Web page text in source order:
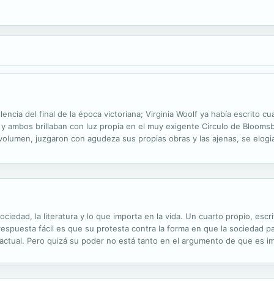
del final de la época victoriana; Virginia Woolf ya había escrito
ambos brillaban con luz propia en el muy exigente Círculo de
juzgaron con agudeza sus propias obras y las ajenas, se
la literatura y lo que importa en la vida. Un cuarto propio,
fácil es que su protesta contra la forma en que la sociedad
Pero quizá su poder no está tanto en el argumento de que es